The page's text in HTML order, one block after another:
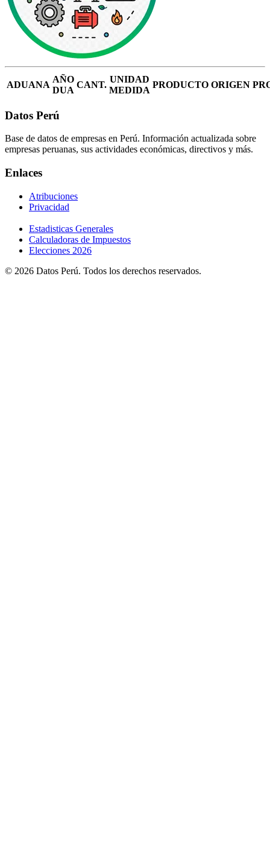
ADUANA
AÑO
DUA
CANT.
UNIDAD
MEDIDA
PRODUCTO ORIGEN
Datos Perú
Base de datos de empresas en Perú. Información actualizada sobre
empresas peruanas, sus actividades económicas, directivos y más.
Enlaces
Atribuciones
Privacidad
Estadisticas Generales
Calculadoras de Impuestos
Elecciones 2026
© 2026 Datos Perú. Todos los derechos reservados.